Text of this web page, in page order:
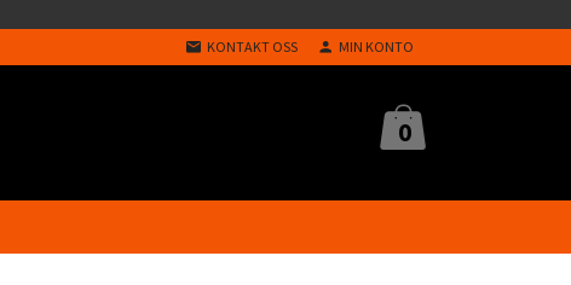
KONTAKT OSS MIN KONTO
0